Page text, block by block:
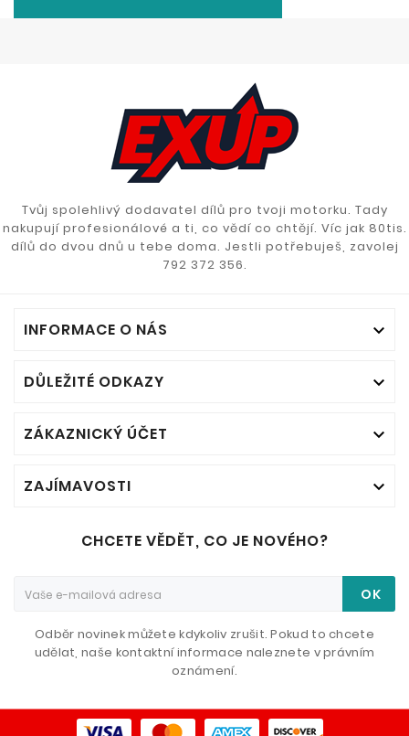
Tvůj spolehlivý dodavatel dílů pro tvoji motorku. Tady
nakupují profesionálové a ti, co vědí co chtějí. Víc jak 80tis.
dílů do dvou dnů u tebe doma. Jestli potřebuješ, zavolej
792 372 356.
INFORMACE O NÁS 
DŮLEŽITÉ ODKAZY 
ZÁKAZNICKÝ ÚČET 
ZAJÍMAVOSTI 
CHCETE VĚDĚT, CO JE NOVÉHO?
OK
Odběr novinek můžete kdykoliv zrušit. Pokud to chcete
udělat, naše kontaktní informace naleznete v právním
oznámení.